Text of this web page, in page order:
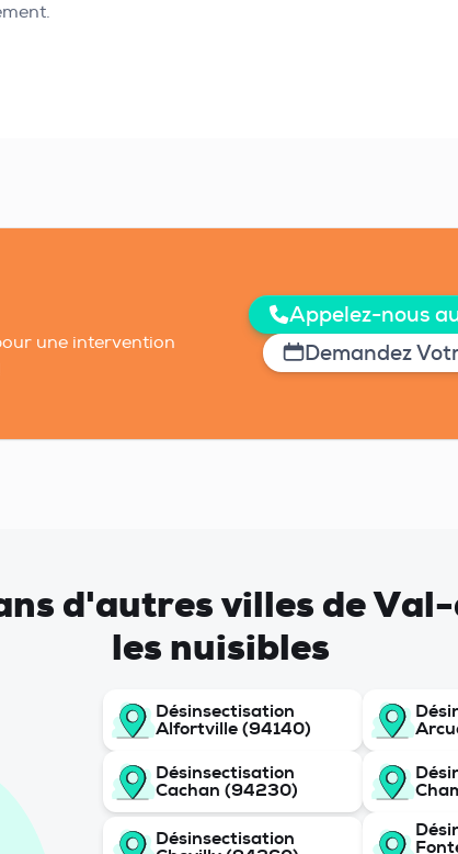
une intervention
Appelez-nous
Demandez
d'autres villes de
les nuisibles
Désinsectisation
Alfortville (94140)
Désinsectisation
Cachan (94230)
Désinsectisation